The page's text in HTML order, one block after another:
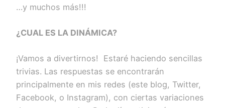
…y muchos más!!!
¿CUAL ES LA DINÁMICA?
¡Vamos a divertirnos! Estaré haciendo sencillas
trivias. Las respuestas se encontrarán
principalmente en mis redes (este blog, Twitter,
Facebook, o Instagram), con ciertas variaciones